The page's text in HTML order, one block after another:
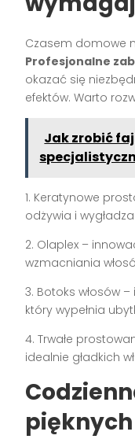
Czasem domowe
Profesjonalne
okazać się
efektów. Warto
Jak zrobić
1. Keratynowe
odżywia i
2. Olaplex –
wzmacniania
3. Botoks włosów
który wypełnia
4. Trwałe
idealnie gładkich
pięknych